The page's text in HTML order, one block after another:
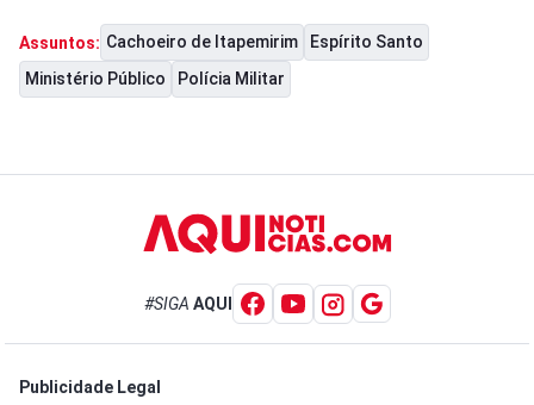
Assuntos: Cachoeiro de Itapemirim
Espírito Santo
Ministério Público
Polícia Militar
#SIGA AQUI
Publicidade Legal